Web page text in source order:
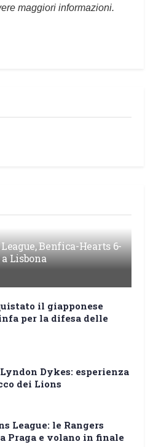
maggiori informazioni.
Benfica-Hearts 6-
Lisbona
il giapponese
per la difesa delle
Dykes: esperienza
dei Lions
League: le Rangers
Praga e volano in finale